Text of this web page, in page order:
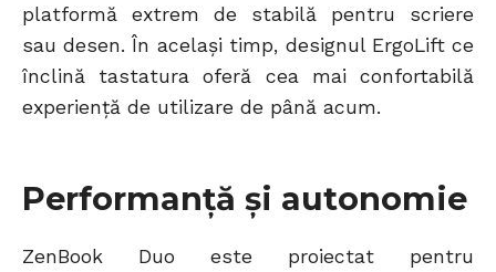
platformă extrem de stabilă pentru scriere
sau desen. În același timp, designul ErgoLift ce
înclină tastatura oferă cea mai confortabilă
experiență de utilizare de până acum.
Performanță și autonomie
ZenBook Duo este proiectat pentru